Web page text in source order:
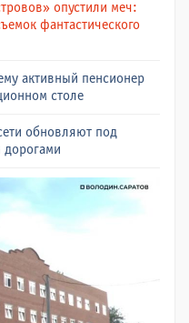
опустили меч:
фантастического
активный пенсионер
столе
обновляют под